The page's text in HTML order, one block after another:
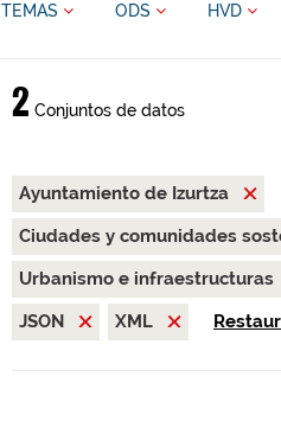
TEMAS ODS HVD
2 Conjuntos de datos
Ayuntamiento de Izurtza
Ciudades y comunidades
Urbanismo e infraestructuras
JSON
XML